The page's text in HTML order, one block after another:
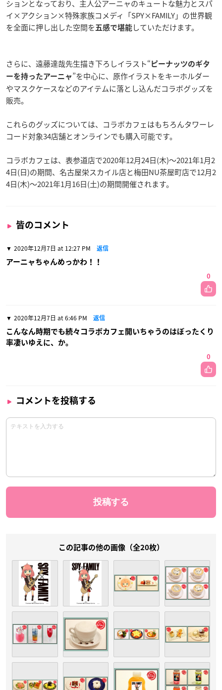
ションとなっており、主人公アーニャのキュートな魅力とスパ
イ×アクション×特殊家族コメディ「SPY×FAMILY」の世界観
を全面に押し出した空間を 五感で堪能 していただけます。
さらに、遠藤達哉先生描き下ろしイラスト“ ピーナッツのギタ
ーを持ったアーニャ”を中心に、原作イラストをキーホルダー
やマスクケースなどのアイテムに落とし込んだコラボグッズを
販売。
これらのグッズについては、コラボカフェはもちろんタワーレ
コード対象34店舗とオンラインでも購入可能です。
コラボカフェは、表参道店で2020年12月24日(木)～2021年1月2
4日(日)の期間、名古屋栄スカイル店と梅田NU茶屋町店で12月2
4日(木)～2021年1月16日(土)の期間開催されます。
皆のコメント
2020年12月7日 at 12:27 PM 返信
アーニャちゃんめっかわ！！
0
2020年12月7日 at 6:46 PM 返信
こんなん時期でも続々コラボカフェ開いちゃうのはぼったくり
率凄いゆえに、か。
0
コメントを投稿する
この記事の他の画像（全20枚）